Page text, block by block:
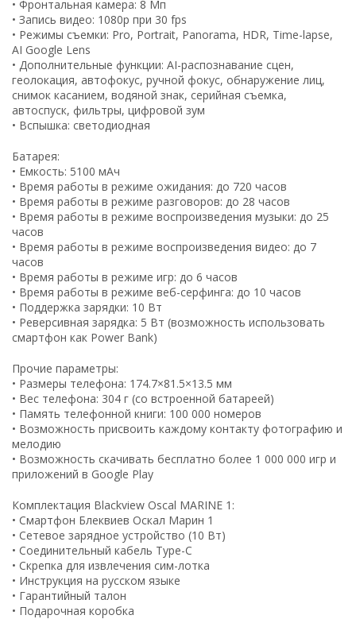
• Фронтальная камера: 8 Мп
• Запись видео: 1080p при 30 fps
• Режимы съемки: Pro, Portrait, Panorama, HDR, Time-lapse,
AI Google Lens
• Дополнительные функции: AI-распознавание сцен,
геолокация, автофокус, ручной фокус, обнаружение лиц,
снимок касанием, водяной знак, серийная съемка,
автоспуск, фильтры, цифровой зум
• Вспышка: светодиодная
Батарея:
• Емкость: 5100 мАч
• Время работы в режиме ожидания: до 720 часов
• Время работы в режиме разговоров: до 28 часов
• Время работы в режиме воспроизведения музыки: до 25
часов
• Время работы в режиме воспроизведения видео: до 7
часов
• Время работы в режиме игр: до 6 часов
• Время работы в режиме веб-серфинга: до 10 часов
• Поддержка зарядки: 10 Вт
• Реверсивная зарядка: 5 Вт (возможность использовать
смартфон как Power Bank)
Прочие параметры:
• Размеры телефона: 174.7×81.5×13.5 мм
• Вес телефона: 304 г (со встроенной батареей)
• Память телефонной книги: 100 000 номеров
• Возможность присвоить каждому контакту фотографию и
мелодию
• Возможность скачивать бесплатно более 1 000 000 игр и
приложений в Google Play
Комплектация Blackview Oscal MARINE 1:
• Смартфон Блеквиев Оскал Марин 1
• Сетевое зарядное устройство (10 Вт)
• Соединительный кабель Type-C
• Скрепка для извлечения сим-лотка
• Инструкция на русском языке
• Гарантийный талон
• Подарочная коробка